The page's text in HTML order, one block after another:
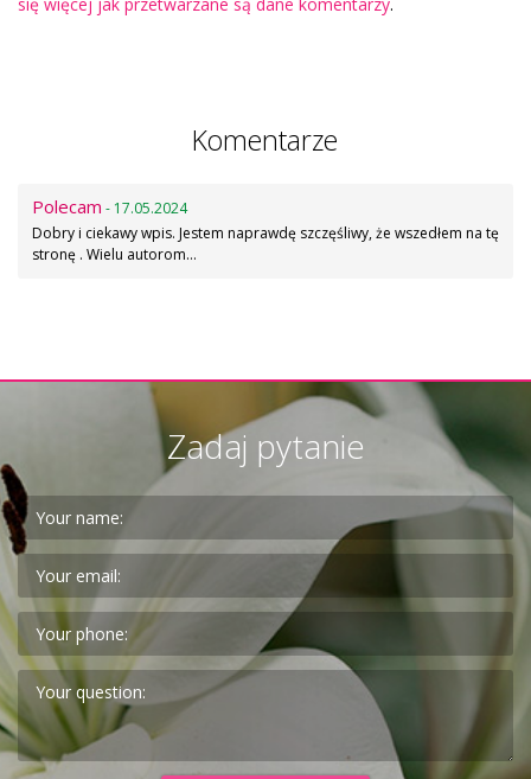
Komentarze
Polecam - 17.05.2024
Dobry i ciekawy wpis. Jestem naprawdę szczęśliwy, że wszedłem na tę
stronę . Wielu autorom…
Zadaj pytanie